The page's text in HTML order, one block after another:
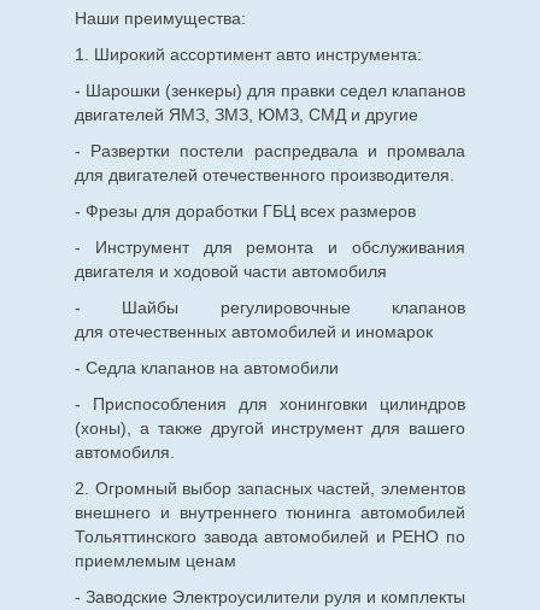
Наши преимущества:
1. Широкий ассортимент авто инструмента:
- Шарошки (зенкеры) для правки седел клапанов
двигателей ЯМЗ, ЗМЗ, ЮМЗ, СМД и другие
- Развертки постели распредвала и промвала
для двигателей отечественного производителя.
- Фрезы для доработки ГБЦ всех размеров
- Инструмент для ремонта и обслуживания
двигателя и ходовой части автомобиля
- Шайбы регулировочные клапанов
для отечественныхавтомобилей и иномарок
- Седла клапанов на автомобили
- Приспособления для хонинговки цилиндров
(хоны), а также другой инструмент для вашего
автомобиля.
2. Огромный выбор запасных частей, элементов
внешнего и внутреннего тюнинга автомобилей
Тольяттинского завода автомобилей и РЕНО по
приемлемым ценам
- Заводские Электроусилители руля и комплекты